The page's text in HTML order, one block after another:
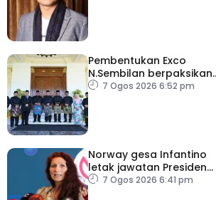
Pembentukan Exco
N.Sembilan berpaksikan
cekap, integriti dan kerja
7 Ogos 2026 6:52 pm
Norway gesa Infantino
letak jawatan Presiden
FIFA7 Ogos 2026 6:41 pm